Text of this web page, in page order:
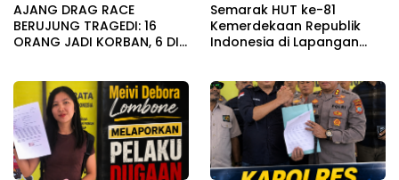
AJANG DRAG RACE
BERUJUNG TRAGEDI: 16
ORANG JADI KORBAN, 6 DI
Semarak HUT ke-81
Kemerdekaan Republik
Indonesia di Lapangan